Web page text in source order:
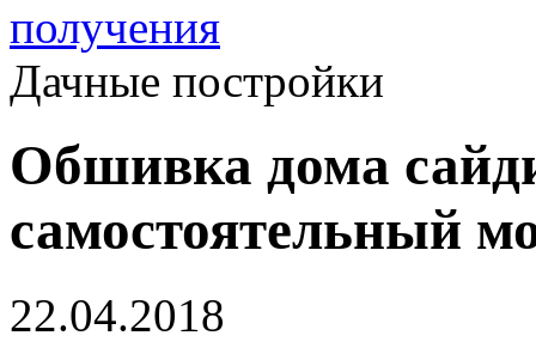
получения
Дачные постройки
Обшивка дома
самостоятельный
22.04.2018